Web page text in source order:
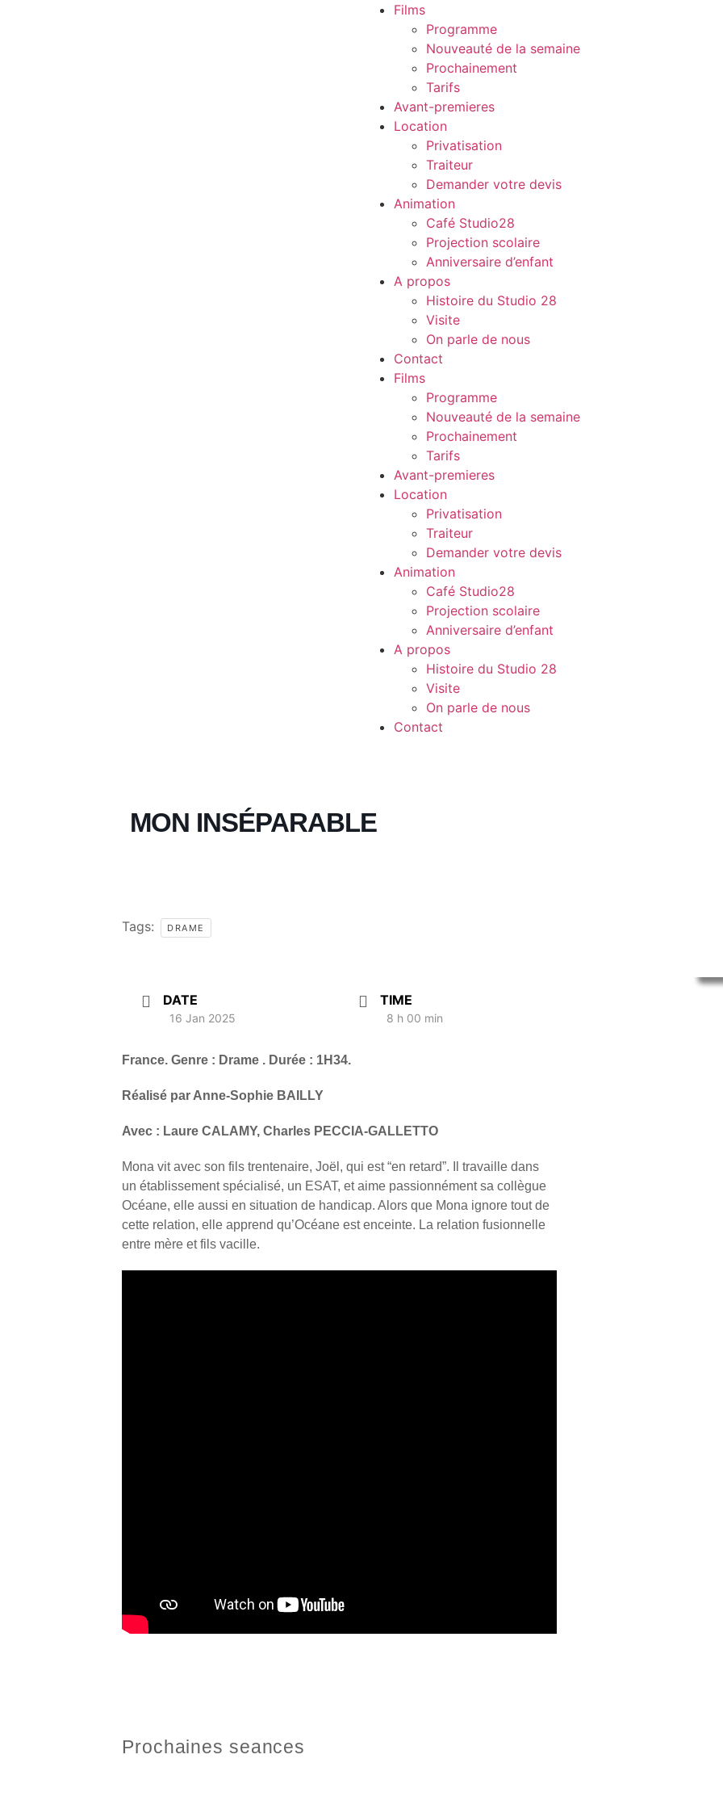
Films
Programme
Nouveauté de la semaine
Prochainement
Tarifs
Avant-premieres
Location
Privatisation
Traiteur
Demander votre devis
Animation
Café Studio28
Projection scolaire
Anniversaire d’enfant
A propos
Histoire du Studio 28
Visite
On parle de nous
Contact
Films
Programme
Nouveauté de la semaine
Prochainement
Tarifs
Avant-premieres
Location
Privatisation
Traiteur
Demander votre devis
Animation
Café Studio28
Projection scolaire
Anniversaire d’enfant
A propos
Histoire du Studio 28
Visite
On parle de nous
Contact
MON INSÉPARABLE
Tags: DRAME
DATE
16 Jan 2025
TIME
8 h 00 min
France. Genre : Drame . Durée : 1H34.
Réalisé par Anne-Sophie BAILLY
Avec : Laure CALAMY, Charles PECCIA-GALLETTO
Mona vit avec son fils trentenaire, Joël, qui est “en retard”. Il travaille dans
un établissement spécialisé, un ESAT, et aime passionnément sa collègue
Océane, elle aussi en situation de handicap. Alors que Mona ignore tout de
cette relation, elle apprend qu’Océane est enceinte. La relation fusionnelle
entre mère et fils vacille.
Prochaines seances